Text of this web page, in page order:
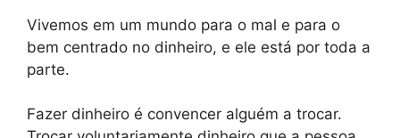
Vivemos em um mundo para o mal e para o
bem centrado no dinheiro, e ele está por toda a
parte.
Fazer dinheiro é convencer alguém a trocar.